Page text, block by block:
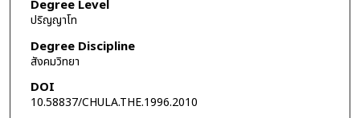
Degree Level
ปริญญาโท
Degree Discipline
สังคมวิทยา
DOI
10.58837/CHULA.THE.1996.2010